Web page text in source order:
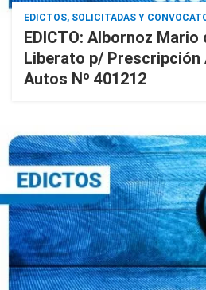
EDICTOS, SOLICITADAS Y
EDICTO: Albornoz
Liberato p/ Prescripción
Autos Nº 401212